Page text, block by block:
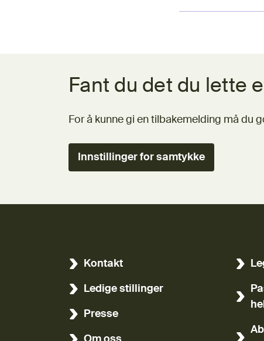
Fant du det du lette
For å kunne gi en tilbakemelding må du
Innstillinger for samtykke
Kontakt
Ledige stillinger
Presse